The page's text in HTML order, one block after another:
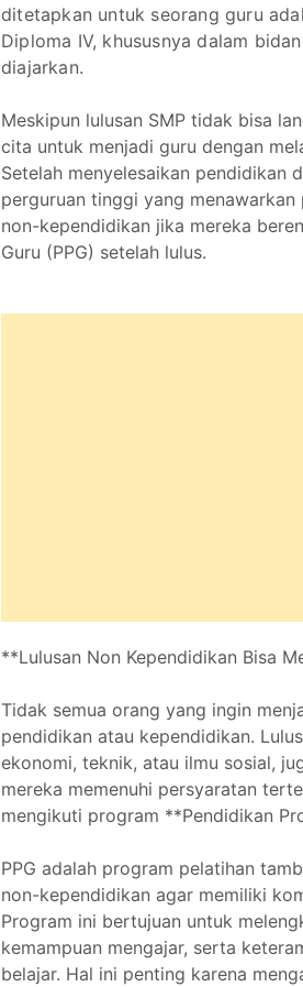
ditetapkan untuk seorang guru
Diploma IV, khususnya dalam
diajarkan.
Meskipun lulusan SMP tidak bisa
cita untuk menjadi guru dengan
Setelah menyelesaikan pendidikan
perguruan tinggi yang
non-kependidikan jika mereka
Guru (PPG) setelah lulus.
**Lulusan Non Kependidikan Bisa
Tidak semua orang yang ingin
pendidikan atau kependidikan.
ekonomi, teknik, atau ilmu sosial,
mereka memenuhi persyaratan
mengikuti program **Pendidikan
PPG adalah program pelatihan
non-kependidikan agar memiliki
Program ini bertujuan untuk
kemampuan mengajar, serta
belajar. Hal ini penting karena